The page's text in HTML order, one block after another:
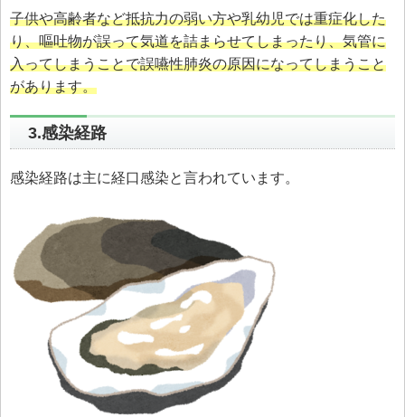
子供や高齢者など抵抗力の弱い方や乳幼児では重症化した
り、嘔吐物が誤って気道を詰まらせてしまったり、気管に
入ってしまうことで誤嚥性肺炎の原因になってしまうこと
があります。
3.感染経路
感染経路は主に経口感染と言われています。